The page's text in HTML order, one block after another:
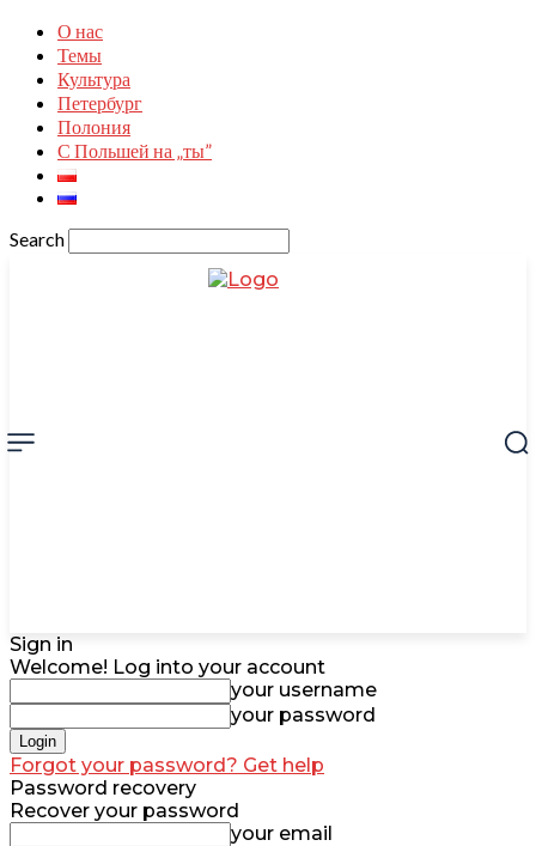
О нас
Темы
Культура
Петербург
Полония
С Польшей на „ты”
Search
Sign in
Welcome! Log into your account
your username
your password
Forgot your password? Get help
Password recovery
Recover your password
your email